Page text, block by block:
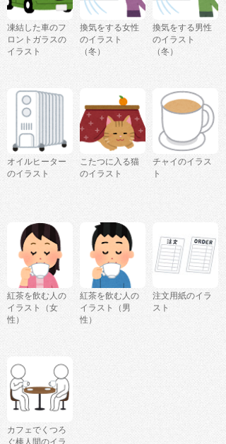
凍結した車のフ
ロントガラスの
イラスト
換気をする女性
のイラスト
（冬）
換気をする男性
のイラスト
（冬）
オイルヒーター
のイラスト
こたつに入る猫
のイラスト
チャイのイラス
ト
紅茶を飲む人の
イラスト（女
性）
紅茶を飲む人の
イラスト（男
性）
注文用紙のイラ
スト
カフェでくつろ
ぐ棒人間のイラ